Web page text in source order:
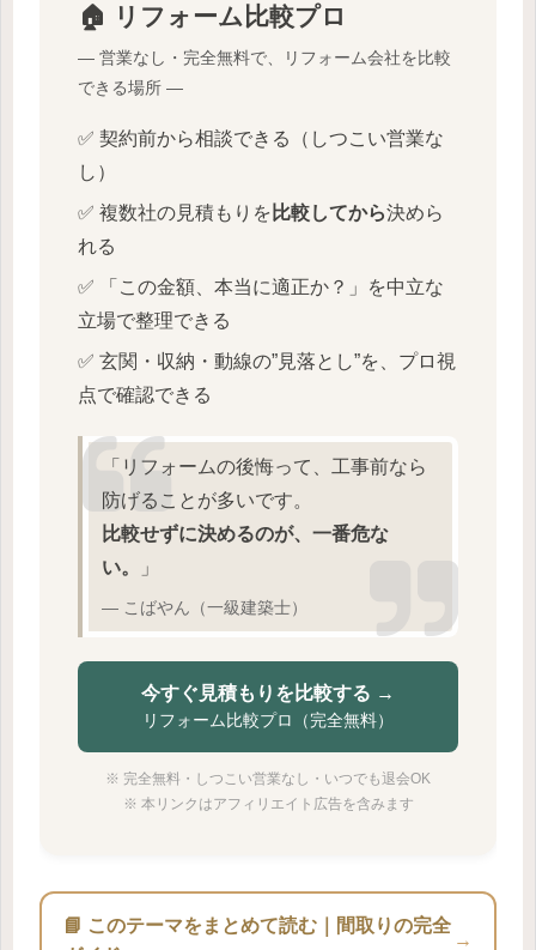
🏠 リフォーム比較プロ
― 営業なし・完全無料で、リフォーム会社を比較
できる場所 ―
✅ 契約前から相談できる（しつこい営業な
し）
✅ 複数社の見積もりを 比較してから決めら
れる
✅ 「この金額、本当に適正か？」を中立な
立場で整理できる
✅ 玄関・収納・動線の”見落とし”を、プロ視
点で確認できる
「リフォームの後悔って、工事前なら
防げることが多いです。
比較せずに決めるのが、一番危な
い。
」
― こばやん（一級建築士）
今すぐ見積もりを比較する →
リフォーム比較プロ（完全無料）
※ 完全無料・しつこい営業なし・いつでも退会OK
※ 本リンクはアフィリエイト広告を含みます
📘 このテーマをまとめて読む｜間取りの完全
→